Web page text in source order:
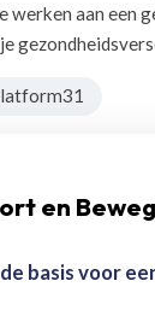
werken aan een
en
basis voor